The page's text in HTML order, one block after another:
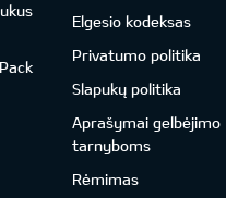
Elgesio kodeksas
Privatumo politika
Slapukų politika
Aprašymai gelbėjimo
tarnyboms
Rėmimas